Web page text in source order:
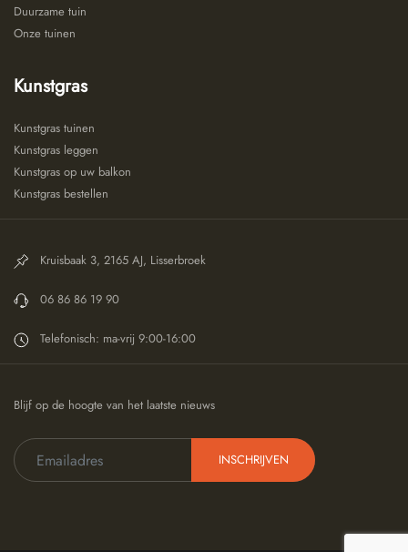
Duurzame tuin
Onze tuinen
Kunstgras
Kunstgras tuinen
Kunstgras leggen
Kunstgras op uw balkon
Kunstgras bestellen
Kruisbaak 3, 2165 AJ, Lisserbroek
06 86 86 19 90
Telefonisch: ma-vrij 9:00-16:00
Blijf op de hoogte van het laatste nieuws
INSCHRIJVEN